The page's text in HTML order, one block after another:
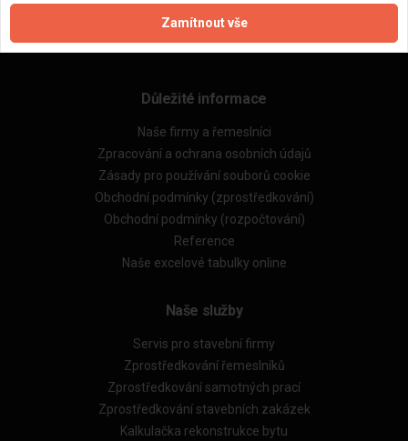
Důležité informace
Naše firmy a řemeslníci
Zpracování a ochrana osobních údajů
Zásady pro používání souborů cookie
Obchodní podmínky (zprostředkování)
Obchodní podmínky (rozpočtování)
Reference
Naše excelové tabulky online
Naše služby
Servis pro stavební firmy
Zprostředkování řemeslníků
Zprostředkování samotných prací
Zprostředkování stavebních zakázek
Kalkulačka rekonstrukce bytu
Zamítnout vše